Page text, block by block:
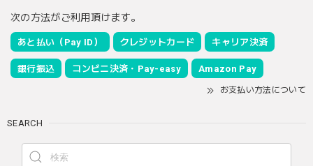
次の方法がご利用頂けます。
あと払い（Pay ID） クレジットカード キャリア決済
銀行振込 コンビニ決済・Pay-easy Amazon Pay
お支払い方法について
SEARCH